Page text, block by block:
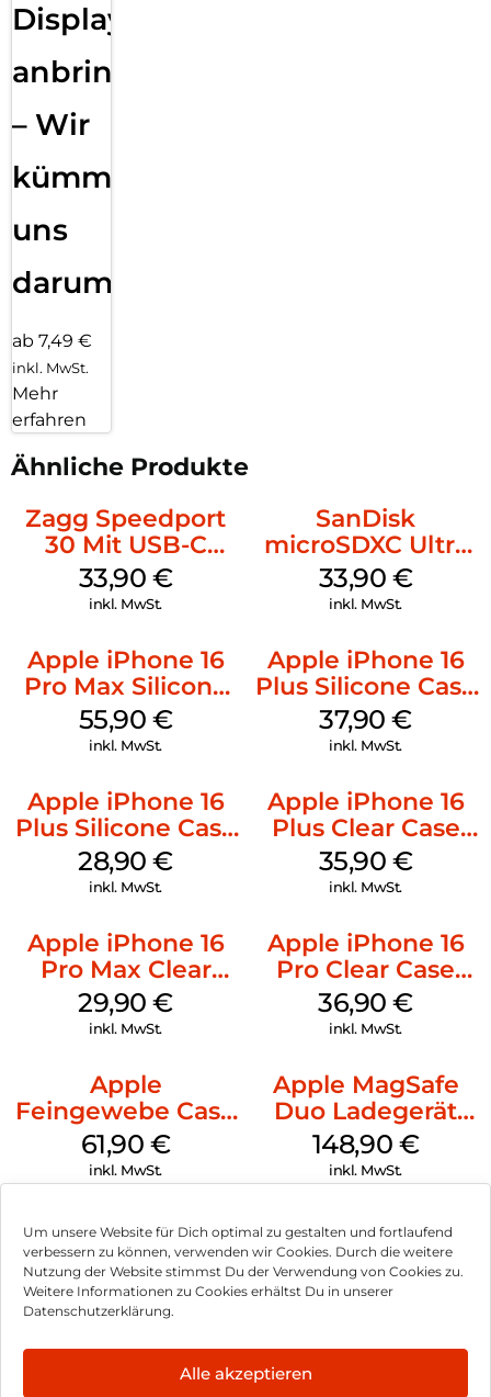
Um unsere Website für Dich optimal zu gestalten und fortlaufend
verbessern zu können, verwenden wir Cookies. Durch die weitere
Nutzung der Website stimmst Du der Verwendung von Cookies zu.
Weitere Informationen zu Cookies erhältst Du in unserer
Datenschutzerklärung.
Alle akzeptieren
Displayfolie
anbringen
– Wir
kümmern
uns
darum!
ab 7,49 €
inkl. MwSt.
Mehr
erfahren
Ähnliche Produkte
Zagg Speedport
30 Mit USB-C
Kabel Weiß
33,90 €
inkl. MwSt.
SanDisk
microSDXC Ultra
128 GB + Adapter
Mobile
33,90 €
inkl. MwSt.
Apple iPhone 16
Pro Max Silicone
Case MagSafe
Stone Gray
55,90 €
inkl. MwSt.
Apple iPhone 16
Plus Silicone Case
MagSafe Lake
Green
37,90€
inkl. MwSt.
Apple iPhone 16
Plus Silicone Case
MagSafe Black
28,90€
inkl. MwSt.
Apple iPhone 16
Plus Clear Case
MagSafe
Transparent
35,90 €
inkl. MwSt.
Apple iPhone 16
Pro Max Clear
Case MagSafe
Transparent
29,90€
inkl. MwSt.
Apple iPhone 16
Pro Clear Case
MagSafe
Transparent
36,90€
inkl. MwSt.
Apple
Feingewebe Case
iPhone 15 Pro
MagSafe Schwarz
61,90 €
inkl. MwSt.
Apple MagSafe
Duo Ladegerät
Weiß
148,90 €
inkl. MwSt.
Impressum